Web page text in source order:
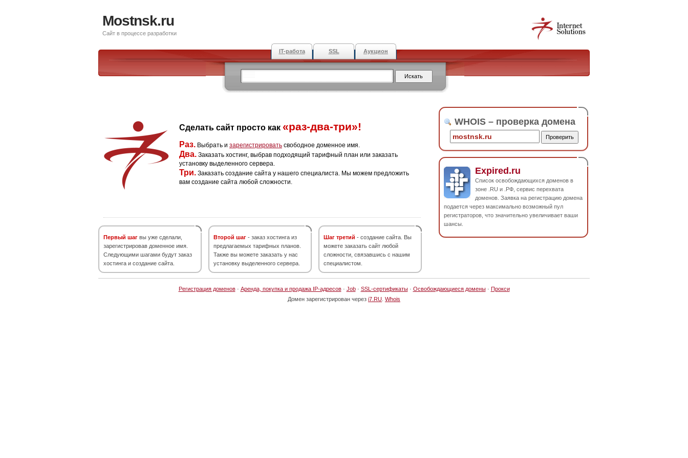
Mostnsk.ru
Сайт в процессе разработки
IT-работа SSL Аукцион
Сделать сайт просто как «раз-два-три»!
Раз. Выбрать и зарегистрировать свободное доменное имя.
Два. Заказать хостинг, выбрав подходящий тарифный план или заказать
установку выделенного сервера.
Три. Заказать создание сайта у нашего специалиста. Мы можем предложить
вам создание сайта любой сложности.
Первый шаг вы уже сделали,
зарегистрировав доменное имя.
Следующими шагами будут заказ
хостинга и создание сайта.
Второй шаг - заказ хостинга из
предлагаемых тарифных планов.
Также вы можете заказать у нас
установку выделенного сервера.
Шаг третий - создание сайта. Вы
можете заказать сайт любой
сложности, связавшись с нашим
специалистом.
WHOIS – проверка домена
Expired.ru
Список освобождающихся доменов в
зоне .RU и .РФ, сервис перехвата
доменов. Заявка на регистрацию домена
подается через максимально возможный пул
регистраторов, что значительно увеличивает ваши
шансы.
Регистрация доменов· Аренда, покупка и продажа IP-адресов· Job· SSL-сертификаты· Освобождающиеся домены· Прокси
Домен зарегистрирован через i7.RU Whois